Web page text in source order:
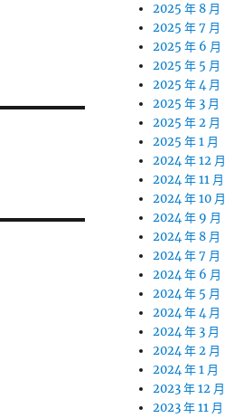
2025 年 8 月
2025 年 7 月
2025 年 6 月
2025 年 5 月
2025 年 4 月
2025 年 3 月
2025 年 2 月
2025 年 1 月
2024 年 12 月
2024 年 11 月
2024 年 10 月
2024 年 9 月
2024 年 8 月
2024 年 7 月
2024 年 6 月
2024 年 5 月
2024 年 4 月
2024 年 3 月
2024 年 2 月
2024 年 1 月
2023 年 12 月
2023 年 11 月